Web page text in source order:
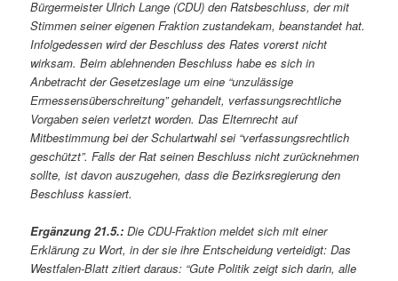
Bürgermeister Ulrich Lange (CDU) den Ratsbeschluss, der mit
Stimmen seiner eigenen Fraktion zustandekam, beanstandet hat.
Infolgedessen wird der Beschluss des Rates vorerst nicht
wirksam. Beim ablehnenden Beschluss habe es sich in
Anbetracht der Gesetzeslage um eine “unzulässige
Ermessensüberschreitung” gehandelt, verfassungsrechtliche
Vorgaben seien verletzt worden. Das Elternrecht auf
Mitbestimmung bei der Schulartwahl sei “verfassungsrechtlich
geschützt”. Falls der Rat seinen Beschluss nicht zurücknehmen
sollte, ist davon auszugehen, dass die Bezirksregierung den
Beschluss kassiert.
Ergänzung 21.5.: Die CDU-Fraktion meldet sich mit einer
Erklärung zu Wort, in der sie ihre Entscheidung verteidigt: Das
Westfalen-Blatt zitiert daraus: “Gute Politik zeigt sich darin, alle